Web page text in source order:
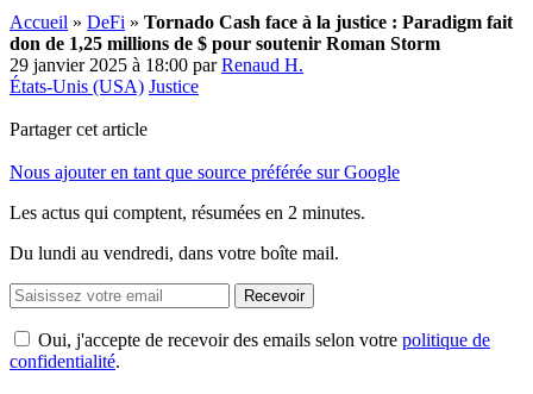
Accueil » DeFi » Tornado Cash face à la justice : Paradigm fait
don de 1,25 millions de $ pour soutenir Roman Storm
29 janvier 2025 à 18:00 parRenaud H.
États-Unis (USA) Justice
Partager cet article
Nous ajouter en tant que source préférée sur Google
Les actus qui comptent, résumées en 2 minutes.
Du lundi au vendredi, dans votre boîte mail.
Recevoir
Oui, j'accepte de recevoir des emails selon votre politique de
confidentialité.